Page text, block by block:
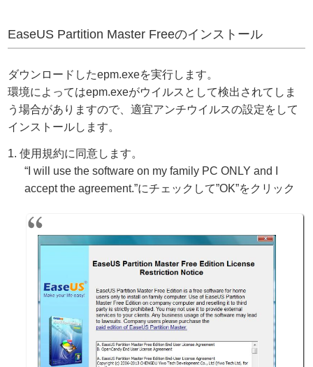
EaseUS Partition Master Freeのインストール
ダウンロードしたepm.exeを実行します。
環境によってはepm.exeがウイルスとして検出されてしま
う場合がありますので、適宜アンチウイルスの設定をして
インストールします。
使用規約に同意します。
“I will use the software on my family PC ONLY and I
accept the agreement.”にチェックして”OK”をクリック